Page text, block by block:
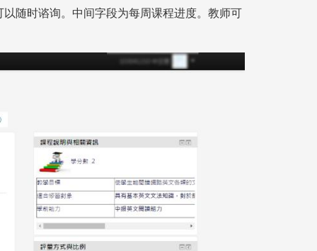
随时谘询。中间字段为每周课程进度。教师可